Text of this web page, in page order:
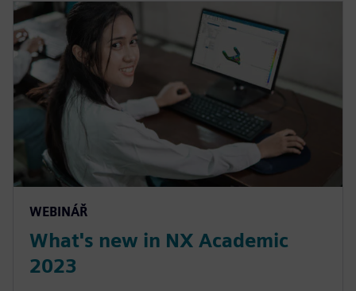
WEBINÁŘ
What's new in NX Academic
2023